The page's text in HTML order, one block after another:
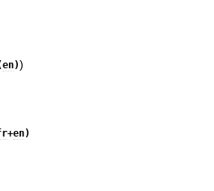
en))
+en)